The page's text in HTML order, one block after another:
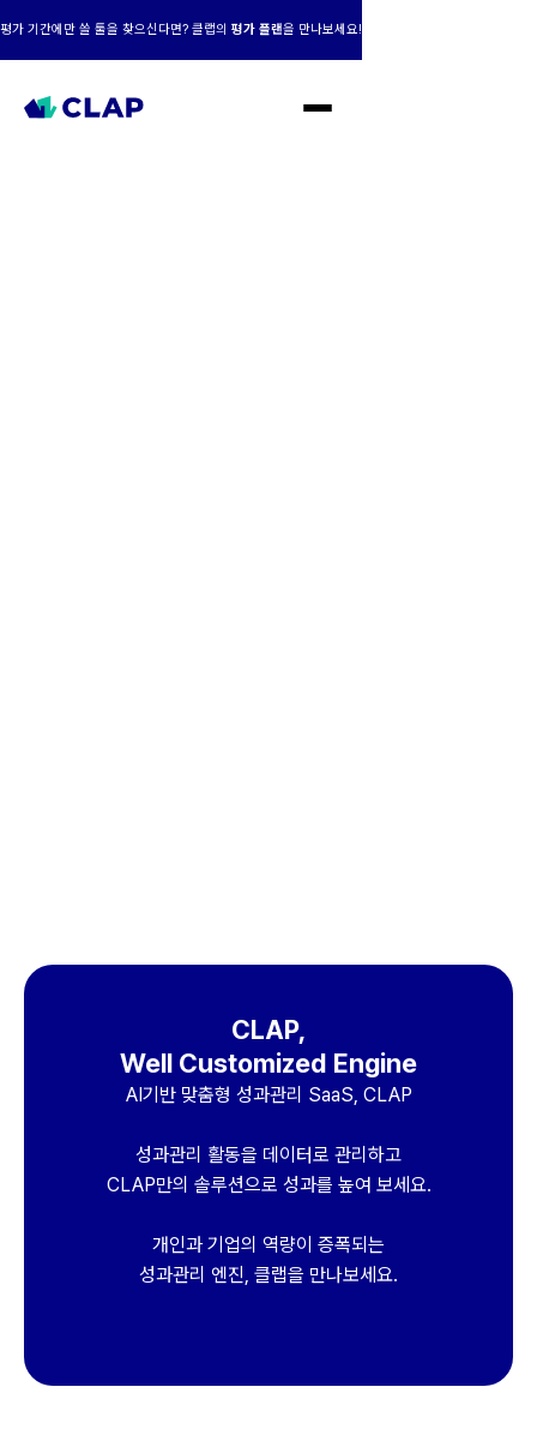
평가 기간에만 쓸 툴을 찾으신다면? 클랩의 평가 플랜을 만나보세요!
CLAP,
Well Customized Engine
AI기반 맞춤형 성과관리 SaaS, CLAP
성과관리 활동을 데이터로 관리하고
CLAP만의 솔루션으로 성과를 높여 보세요.
개인과 기업의 역량이 증폭되는
성과관리 엔진, 클랩을 만나보세요.